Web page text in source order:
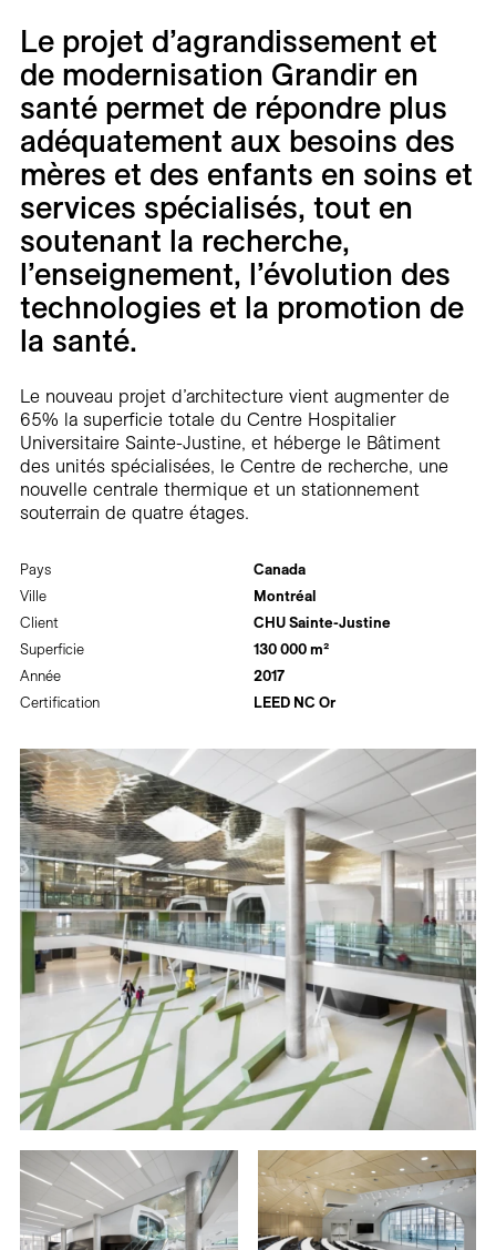
Carrières
Contact
En
Pays
Canada
Ville
Montréal
Client
CHU Sainte-Justine
Superficie
130 000 m²
Année
2017
Certification
LEED NC Or
Le projet d’agrandissement et
de modernisation Grandir en
santé permet de répondre plus
adéquatement aux besoins des
mères et des enfants en soins et
services spécialisés, tout en
soutenant la recherche,
l’enseignement, l’évolution des
technologies et la promotion de
la santé.
Le nouveau projet d’architecture vient augmenter de
65% la superficie totale du Centre Hospitalier
Universitaire Sainte-Justine, et héberge le Bâtiment
des unités spécialisées, le Centre de recherche, une
nouvelle centrale thermique et un stationnement
souterrain de quatre étages.